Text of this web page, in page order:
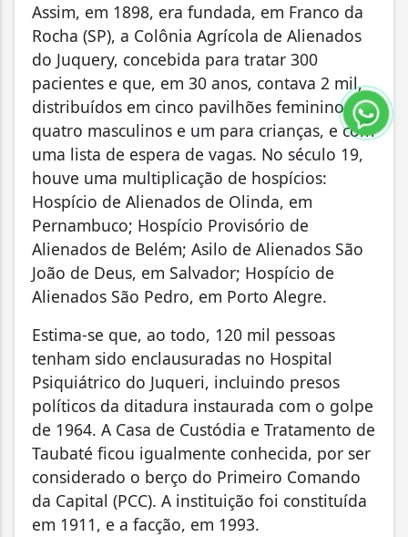
Assim, em 1898, era fundada, em Franco da
Rocha (SP), a Colônia Agrícola de Alienados
do Juquery, concebida para tratar 300
pacientes e que, em 30 anos, contava 2 mil,
distribuídos em cinco pavilhões femininos,
quatro masculinos e um para crianças, e com
uma lista de espera de vagas. No século 19,
houve uma multiplicação de hospícios:
Hospício de Alienados de Olinda, em
Pernambuco; Hospício Provisório de
Alienados de Belém; Asilo de Alienados São
João de Deus, em Salvador; Hospício de
Alienados São Pedro, em Porto Alegre.
Estima-se que, ao todo, 120 mil pessoas
tenham sido enclausuradas no Hospital
Psiquiátrico do Juqueri, incluindo presos
políticos da ditadura instaurada com o golpe
de 1964. A Casa de Custódia e Tratamento de
Taubaté ficou igualmente conhecida, por ser
considerado o berço do Primeiro Comando
da Capital (PCC). A instituição foi constituída
em 1911, e a facção, em 1993.